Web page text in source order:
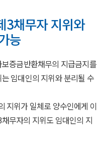
3채무자 지위와
능
증금반환채무의 지급금지를
임대인의 지위와 분리될 수
지위가 일체로 양수인에게 이
무자의 지위도 임대인의 지